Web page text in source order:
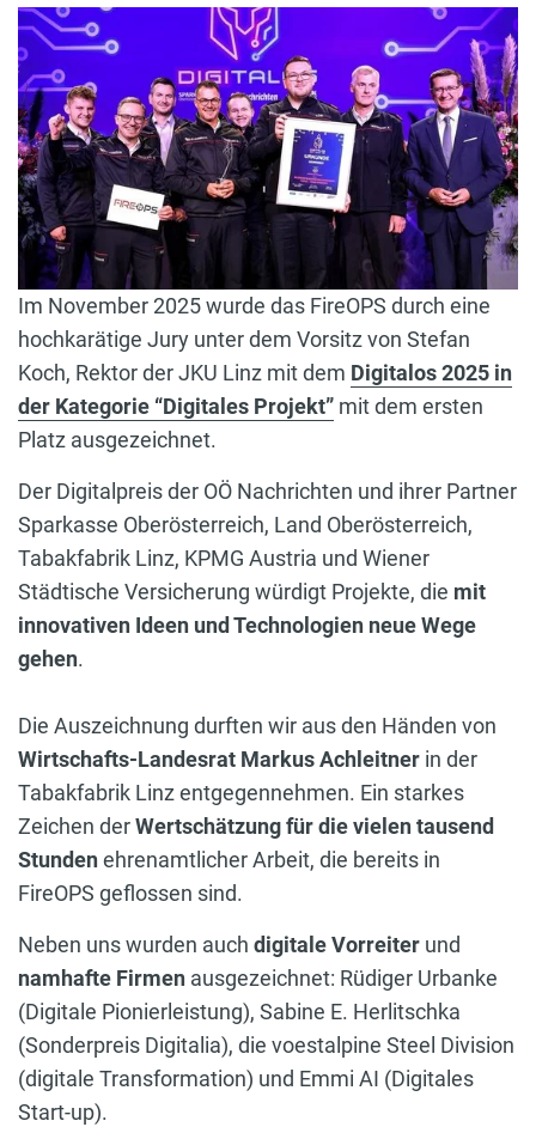
Im November 2025 wurde das FireOPS durch eine
hochkarätige Jury unter dem Vorsitz von Stefan
Koch, Rektor der JKU Linz mit dem Digitalos 2025 in
der Kategorie “Digitales Projekt” mit dem ersten
Platz ausgezeichnet.
Der Digitalpreis der OÖ Nachrichten und ihrer Partner
Sparkasse Oberösterreich, Land Oberösterreich,
Tabakfabrik Linz, KPMG Austria und Wiener
Städtische Versicherung würdigt Projekte, die mit
innovativen Ideen und Technologien neue Wege
gehen.
Die Auszeichnung durften wir aus den Händen von
Wirtschafts-Landesrat Markus Achleitner in der
Tabakfabrik Linz entgegennehmen. Ein starkes
Zeichen derWertschätzung für die vielen tausend
Stundenehrenamtlicher Arbeit, die bereits in
FireOPS geflossen sind.
Neben uns wurden auch digitale Vorreiter und
namhafte Firmen ausgezeichnet: Rüdiger Urbanke
(Digitale Pionierleistung), Sabine E. Herlitschka
(Sonderpreis Digitalia), die voestalpine Steel Division
(digitale Transformation) und Emmi AI (Digitales
Start-up).